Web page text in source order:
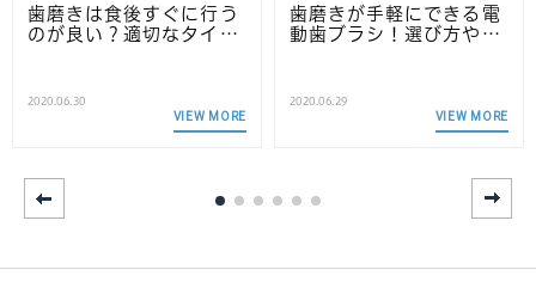
歯磨きは食後すぐに行う
のが良い？適切なタイ…
2020.06.30
VIEW MORE
歯磨きが手軽にできる電
動歯ブラシ！選び方や…
2020.06.29
VIEW MORE